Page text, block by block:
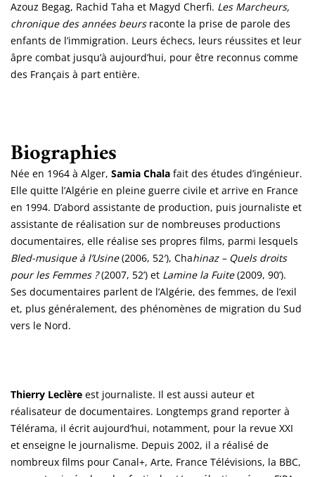
Azouz Begag, Rachid Taha et Magyd Cherfi. Les Marcheurs,
chronique des années beursraconte la prise de parole des
enfants de l’immigration. Leurs échecs, leurs réussites et leur
âpre combat jusqu’à aujourd’hui, pour être reconnus comme
des Français à part entière.
Biographies
Née en 1964 à Alger, Samia Chala fait des études d’ingénieur.
Elle quitte l’Algérie en pleine guerre civile et arrive en France
en 1994. D’abord assistante de production, puis journaliste et
assistante de réalisation sur de nombreuses productions
documentaires, elle réalise ses propres films, parmi lesquels
Bled-musique à l’Usine(2006, 52′), Chahinaz – Quels droits
pour les Femmes ?(2007, 52’) et Lamine la Fuite(2009, 90’).
Ses documentaires parlent de l’Algérie, des femmes, de l’exil
et, plus généralement, des phénomènes de migration du Sud
vers le Nord.
Thierry Leclère est journaliste. Il est aussi auteur et
réalisateur de documentaires. Longtemps grand reporter à
Télérama, il écrit aujourd’hui, notamment, pour la revue XXI
et enseigne le journalisme. Depuis 2002, il a réalisé de
nombreux films pour Canal+, Arte, France Télévisions, la BBC,